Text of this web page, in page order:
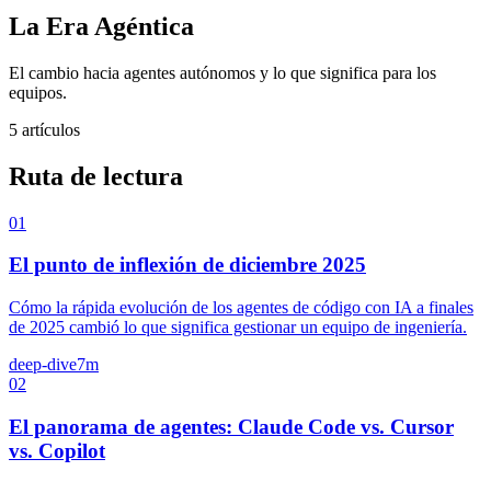
La Era Agéntica
El cambio hacia agentes autónomos y lo que significa para los
equipos.
5 artículos
Ruta de lectura
01
El punto de inflexión de diciembre 2025
Cómo la rápida evolución de los agentes de código con IA a finales
de 2025 cambió lo que significa gestionar un equipo de ingeniería.
deep-dive7m
02
El panorama de agentes: Claude Code vs. Cursor
vs. Copilot